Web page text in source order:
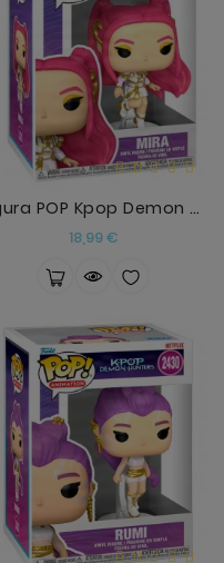
Figura POP Kpop Demon Hunters Mira
18,99 €Precio